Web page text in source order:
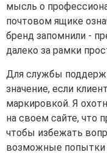
мысль о
почтовом ящике
бренд запомнили -
далеко за рамки
Для службы
значение, если
маркировкой. Я
на своем сайте, что
чтобы избежать
возможные попытки